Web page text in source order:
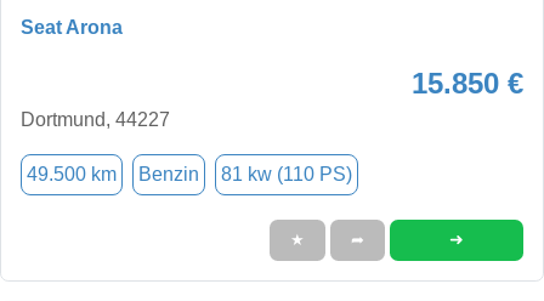
Seat Arona
15.850 €
Dortmund, 44227
49.500 km Benzin 81 kw (110 PS)
★ ➦ ➜